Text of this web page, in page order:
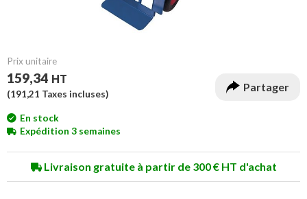
Prix unitaire
159,34 HT
(191,21 Taxes incluses)
Partager
En stock
Expédition 3 semaines
Livraison gratuite à partir de 300 € HT d'achat